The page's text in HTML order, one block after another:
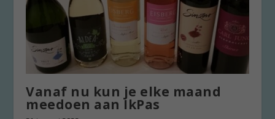
Vanaf nu kun je elke maand
meedoen aan IkPas